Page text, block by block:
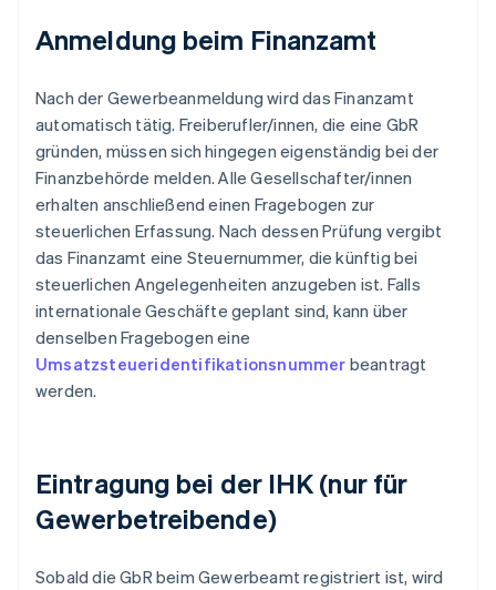
Anmeldung beim Finanzamt
Nach der Gewerbeanmeldung wird das Finanzamt
automatisch tätig. Freiberufler/innen, die eine GbR
gründen, müssen sich hingegen eigenständig bei der
Finanzbehörde melden. Alle Gesellschafter/innen
erhalten anschließend einen Fragebogen zur
steuerlichen Erfassung. Nach dessen Prüfung vergibt
das Finanzamt eine Steuernummer, die künftig bei
steuerlichen Angelegenheiten anzugeben ist. Falls
internationale Geschäfte geplant sind, kann über
denselben Fragebogen eine
Umsatzsteueridentifikationsnummer beantragt
werden.
Eintragung bei der IHK (nur für
Gewerbetreibende)
Sobald die GbR beim Gewerbeamt registriert ist, wird